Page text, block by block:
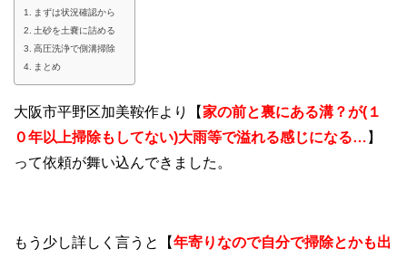
まずは状況確認から
土砂を土嚢に詰める
高圧洗浄で側溝掃除
まとめ
大阪市平野区加美鞍作より【家の前と裏にある溝？が(１
０年以上掃除もしてない)大雨等で溢れる感じになる… 】
って依頼が舞い込んできました。
もう少し詳しく言うと【年寄りなので自分で掃除とかも出